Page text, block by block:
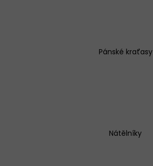
Pánské kraťasy
Nátělníky